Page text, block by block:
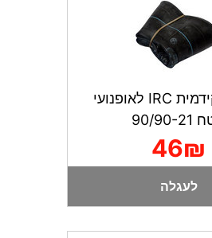
פנימית קידמית IRC לאופנועי
21
46₪
לעגלה